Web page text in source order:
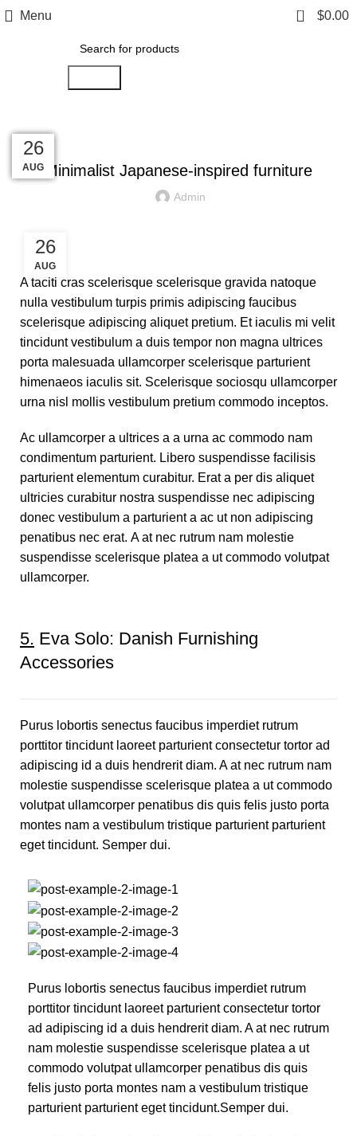
Menu 0 $0.00
Minimalist Japanese-inspired furniture
Admin
26
AUG
A taciti cras scelerisque scelerisque gravida natoque
nulla vestibulum turpis primis adipiscing faucibus
scelerisque adipiscing aliquet pretium. Et iaculis mi velit
tincidunt vestibulum a duis tempor non magna ultrices
porta malesuada ullamcorper scelerisque parturient
himenaeos iaculis sit. Scelerisque sociosqu ullamcorper
urna nisl mollis vestibulum pretium commodo inceptos.
Ac ullamcorper a ultrices a a urna ac commodo nam
condimentum parturient. Libero suspendisse facilisis
parturient elementum curabitur. Erat a per dis aliquet
ultricies curabitur nostra suspendisse nec adipiscing
donec vestibulum a parturient a ac ut non adipiscing
penatibus nec erat. A at nec rutrum nam molestie
suspendisse scelerisque platea a ut commodo volutpat
ullamcorper.
5. Eva Solo: Danish Furnishing
Accessories
Purus lobortis senectus faucibus imperdiet rutrum
porttitor tincidunt laoreet parturient consectetur tortor ad
adipiscing id a duis hendrerit diam. A at nec rutrum nam
molestie suspendisse scelerisque platea a ut commodo
volutpat ullamcorper penatibus dis quis felis justo porta
montes nam a vestibulum tristique parturient parturient
eget tincidunt. Semper dui.
Purus lobortis senectus faucibus imperdiet rutrum
porttitor tincidunt laoreet parturient consectetur tortor
ad adipiscing id a duis hendrerit diam. A at nec rutrum
nam molestie suspendisse scelerisque platea a ut
commodo volutpat ullamcorper penatibus dis quis
felis justo porta montes nam a vestibulum tristique
parturient parturient eget tincidunt.Semper dui.
27
AUG
27
AUG
27
AUG
27
AUG
27
AUG
26
AUG